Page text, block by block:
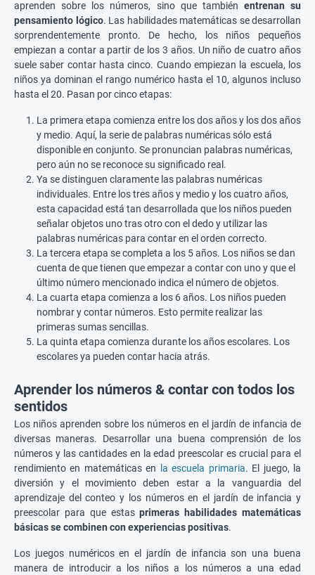
aprenden sobre los números, sino que también entrenan su
pensamiento lógico. Las habilidades matemáticas se desarrollan
sorprendentemente pronto. De hecho, los niños pequeños
empiezan a contar a partir de los 3 años. Un niño de cuatro años
suele saber contar hasta cinco. Cuando empiezan la escuela, los
niños ya dominan el rango numérico hasta el 10, algunos incluso
hasta el 20. Pasan por cinco etapas:
La primera etapa comienza entre los dos años y los dos años
y medio. Aquí, la serie de palabras numéricas sólo está
disponible en conjunto. Se pronuncian palabras numéricas,
pero aún no se reconoce su significado real.
Ya se distinguen claramente las palabras numéricas
individuales. Entre los tres años y medio y los cuatro años,
esta capacidad está tan desarrollada que los niños pueden
señalar objetos uno tras otro con el dedo y utilizar las
palabras numéricas para contar en el orden correcto.
La tercera etapa se completa a los 5 años. Los niños se dan
cuenta de que tienen que empezar a contar con uno y que el
último número mencionado indica el número de objetos.
La cuarta etapa comienza a los 6 años. Los niños pueden
nombrar y contar números. Esto permite realizar las
primeras sumas sencillas.
La quinta etapa comienza durante los años escolares. Los
escolares ya pueden contar hacia atrás.
Aprender los números & contar con todos los
sentidos
Los niños aprenden sobre los números en el jardín de infancia de
diversas maneras. Desarrollar una buena comprensión de los
números y las cantidades en la edad preescolar es crucial para el
rendimiento en matemáticas en
la escuela primaria. El juego, la
diversión y el movimiento deben estar a la vanguardia del
aprendizaje del conteo y los números en el jardín de infancia y
preescolar para que estasprimeras habilidades matemáticas
básicas se combinen con experiencias positivas.
Los juegos numéricos en el jardín de infancia son una buena
manera de introducir a los niños a los números a una edad